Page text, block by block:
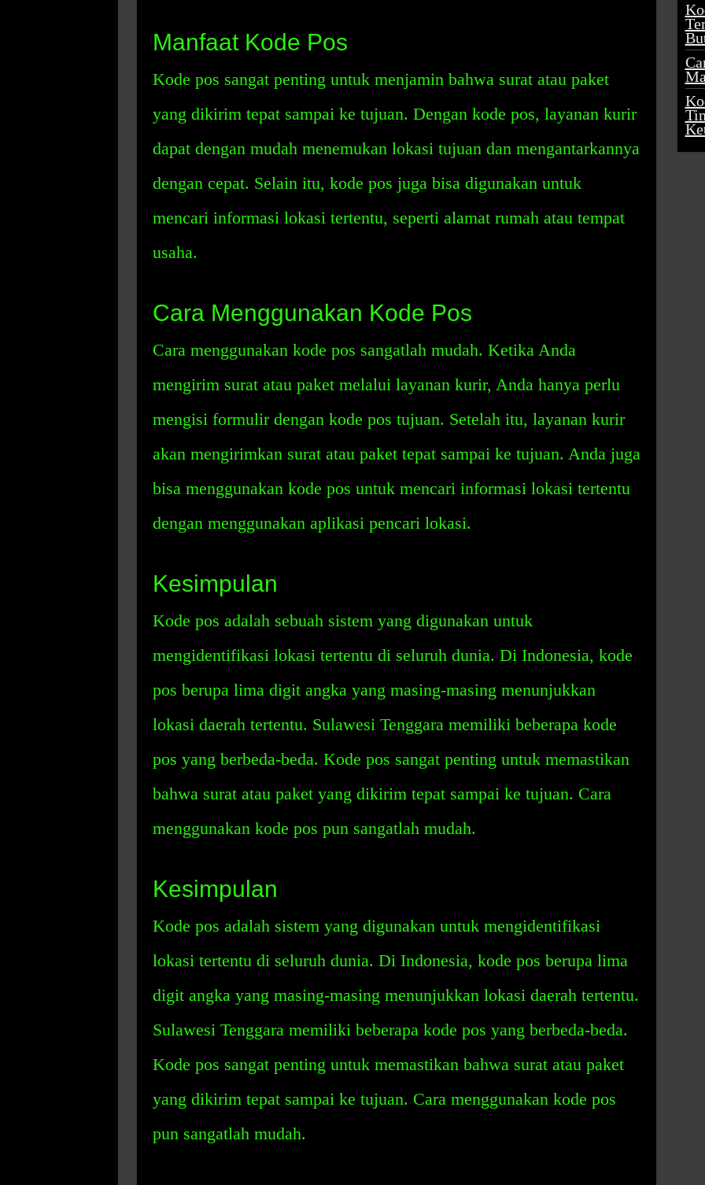
Manfaat Kode Pos
Kode pos sangat penting untuk menjamin bahwa surat atau paket
yang dikirim tepat sampai ke tujuan. Dengan kode pos, layanan kurir
dapat dengan mudah menemukan lokasi tujuan dan mengantarkannya
dengan cepat. Selain itu, kode pos juga bisa digunakan untuk
mencari informasi lokasi tertentu, seperti alamat rumah atau tempat
usaha.
Cara Menggunakan Kode Pos
Cara menggunakan kode pos sangatlah mudah. Ketika Anda
mengirim surat atau paket melalui layanan kurir, Anda hanya perlu
mengisi formulir dengan kode pos tujuan. Setelah itu, layanan kurir
akan mengirimkan surat atau paket tepat sampai ke tujuan. Anda juga
bisa menggunakan kode pos untuk mencari informasi lokasi tertentu
dengan menggunakan aplikasi pencari lokasi.
Kesimpulan
Kode pos adalah sebuah sistem yang digunakan untuk
mengidentifikasi lokasi tertentu di seluruh dunia. Di Indonesia, kode
pos berupa lima digit angka yang masing-masing menunjukkan
lokasi daerah tertentu. Sulawesi Tenggara memiliki beberapa kode
pos yang berbeda-beda. Kode pos sangat penting untuk memastikan
bahwa surat atau paket yang dikirim tepat sampai ke tujuan. Cara
menggunakan kode pos pun sangatlah mudah.
Kesimpulan
Kode pos adalah sistem yang digunakan untuk mengidentifikasi
lokasi tertentu di seluruh dunia. Di Indonesia, kode pos berupa lima
digit angka yang masing-masing menunjukkan lokasi daerah tertentu.
Sulawesi Tenggara memiliki beberapa kode pos yang berbeda-beda.
Kode pos sangat penting untuk memastikan bahwa surat atau paket
yang dikirim tepat sampai ke tujuan. Cara menggunakan kode pos
pun sangatlah mudah.